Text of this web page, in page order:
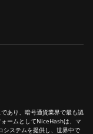
あり、暗号通貨業界で最も認
ームとしてNiceHashは、マ
システムを提供し、世界中で